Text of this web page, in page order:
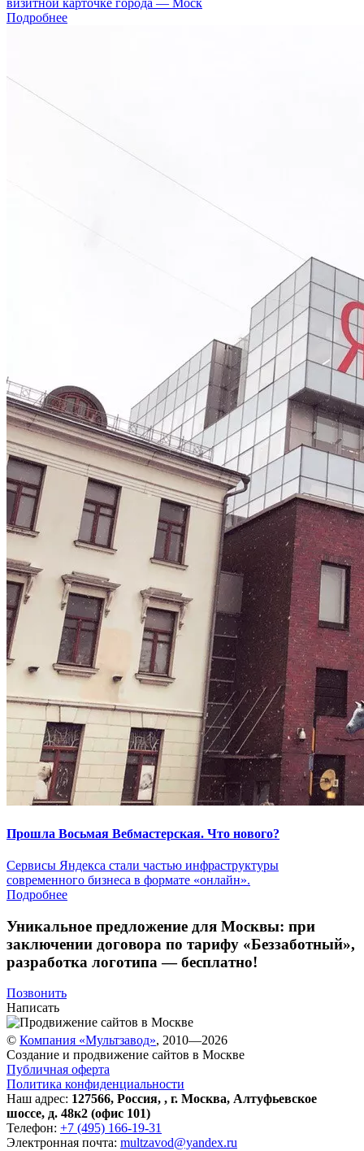
визитной карточке города — Моск
Подробнее
Прошла Восьмая Вебмастерская. Что нового?
Сервисы Яндекса стали частью инфраструктуры
современного бизнеса в формате «онлайн».
Подробнее
Уникальное предложение для Москвы: при
заключении договора по тарифу «Беззаботный»,
разработка логотипа — бесплатно!
Позвонить
Написать
© Компания «Мультзавод», 2010—2026
Создание и продвижение сайтов в Москве
Публичная оферта
Политика конфиденциальности
Наш адрес: 127566, Россия, , г. Москва, Алтуфьевское
шоссе, д. 48к2 (офис 101)
Телефон: +7 (495) 166-19-31
Электронная почта: multzavod@yandex.ru